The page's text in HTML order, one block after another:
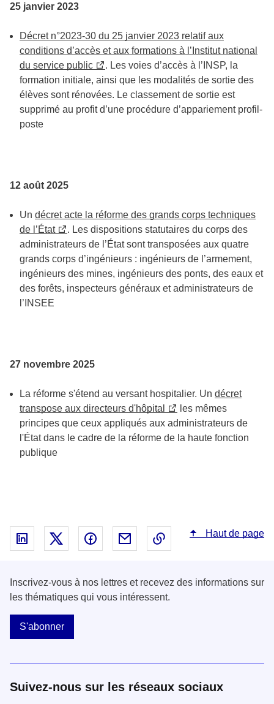
25 janvier 2023
Décret n°2023-30 du 25 janvier 2023 relatif aux
conditions d’accès et aux formations à l’Institut national
du service public
. Les voies d’accès à l’INSP, la
formation initiale, ainsi que les modalités de sortie des
élèves sont rénovées. Le classement de sortie est
supprimé au profit d’une procédure d’appariement profil-
poste
12 août 2025
Un décret acte la réforme des grands corps techniques
de l’État
. Les dispositions statutaires du corps des
administrateurs de l’État sont transposées aux quatre
grands corps d’ingénieurs : ingénieurs de l’armement,
ingénieurs des mines, ingénieurs des ponts, des eaux et
des forêts, inspecteurs généraux et administrateurs de
l’INSEE
27 novembre 2025
La réforme s'étend au versant hospitalier. Un décret
transpose aux directeurs d'hôpital
les mêmes
principes que ceux appliqués aux administrateurs de
l'État dans le cadre de la réforme de la haute fonction
publique
Partager sur Linked In - nouvelle fenêtre
Partager sur X - nouvelle fenêtre
Partager sur Facebook - nouvelle
Partager par email - nouvelle
Copier le lien dans le
Haut de page
Inscrivez-vous à nos lettres et recevez des informations sur
les thématiques qui vous intéressent.
S'abonner
Suivez-nous sur les réseaux sociaux